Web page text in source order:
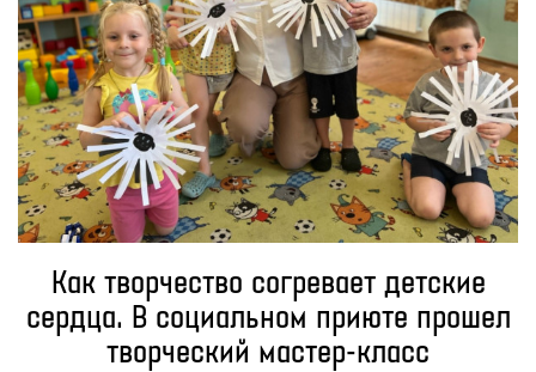
Как творчество согревает детские
сердца. В социальном приюте прошел
творческий мастер-класс